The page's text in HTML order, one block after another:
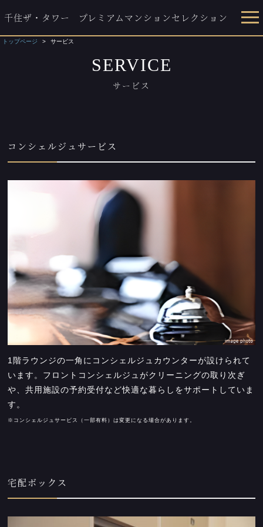
千住ザ・タワー プレミアムマンションセレクション
トップページ サービス
SERVICE
サービス
コンシェルジュサービス
1階ラウンジの一角にコンシェルジュカウンターが設けられて
います。フロントコンシェルジュがクリーニングの取り次ぎ
や、共用施設の予約受付など快適な暮らしをサポートしていま
す。
※コンシェルジュサービス（一部有料）は変更になる場合があります。
宅配ボックス